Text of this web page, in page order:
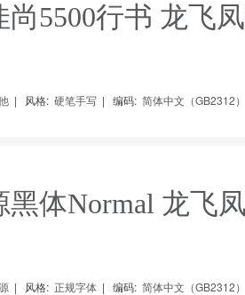
尚5500行书 龙飞
| 风格: 硬笔手写 | 编码: 简体中文（GB2312）
黑体Normal 龙飞
| 风格: 正规字体 | 编码: 简体中文（GB2312）